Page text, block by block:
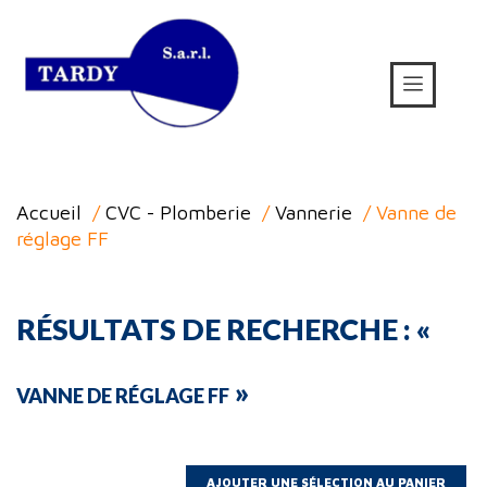
Accueil /CVC - Plomberie /Vannerie / Vanne de
réglage FF
RÉSULTATS DE RECHERCHE : «
VANNE DE RÉGLAGE FF »